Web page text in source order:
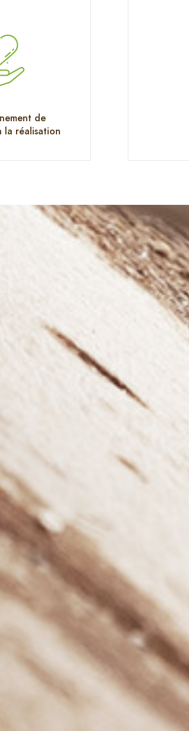
de
la réalisation